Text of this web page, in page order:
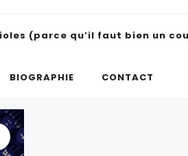
(parce qu’il faut bien un
BIOGRAPHIE CONTACT